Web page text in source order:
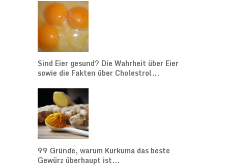
Sind Eier gesund? Die Wahrheit über Eier
sowie die Fakten über Cholestrol...
99 Gründe, warum Kurkuma das beste
Gewürz überhaupt ist...